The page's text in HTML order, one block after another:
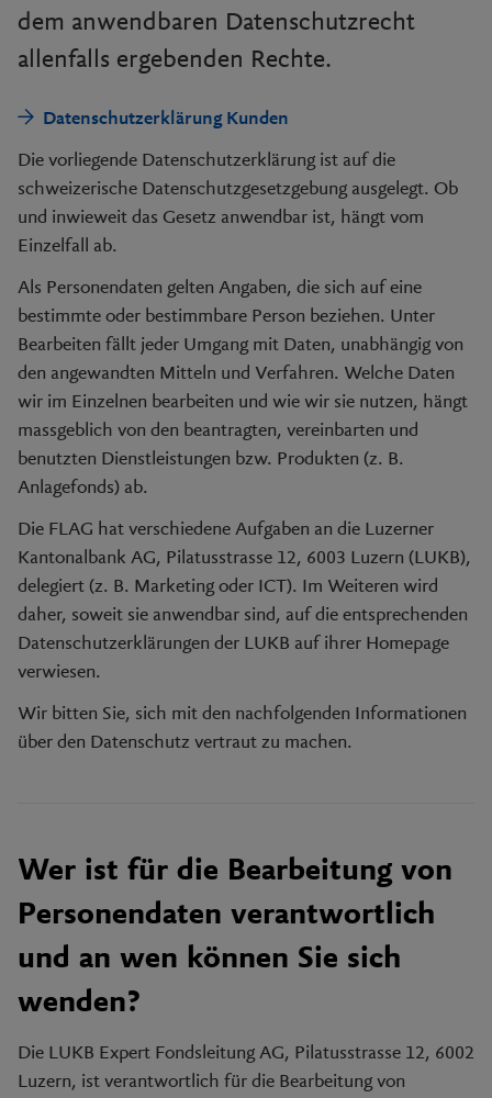
dem anwendbaren Datenschutzrecht
allenfalls ergebenden Rechte.
Datenschutzerklärung Kunden
Die vorliegende Datenschutzerklärung ist auf die
schweizerische Datenschutzgesetzgebung ausgelegt. Ob
und inwieweit das Gesetz anwendbar ist, hängt vom
Einzelfall ab.
Als Personendaten gelten Angaben, die sich auf eine
bestimmte oder bestimmbare Person beziehen. Unter
Bearbeiten fällt jeder Umgang mit Daten, unabhängig von
den angewandten Mitteln und Verfahren. Welche Daten
wir im Einzelnen bearbeiten und wie wir sie nutzen, hängt
massgeblich von den beantragten, vereinbarten und
benutzten Dienstleistungen bzw. Produkten (z. B.
Anlagefonds) ab.
Die FLAG hat verschiedene Aufgaben an die Luzerner
Kantonalbank AG, Pilatusstrasse 12, 6003 Luzern (LUKB),
delegiert (z. B. Marketing oder ICT). Im Weiteren wird
daher, soweit sie anwendbar sind, auf die entsprechenden
Datenschutzerklärungen der LUKB auf ihrer Homepage
verwiesen.
Wir bitten Sie, sich mit den nachfolgenden Informationen
über den Datenschutz vertraut zu machen.
Wer ist für die Bearbeitung von
Personendaten verantwortlich
und an wen können Sie sich
wenden?
Die LUKB Expert Fondsleitung AG, Pilatusstrasse 12, 6002
Luzern, ist verantwortlich für die Bearbeitung von